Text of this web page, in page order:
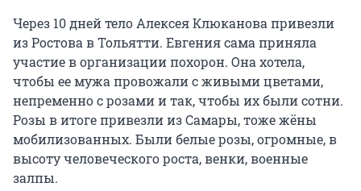
Через 10 дней тело Алексея Клюканова привезли
из Ростова в Тольятти. Евгения сама приняла
участие в организации похорон. Она хотела,
чтобы ее мужа провожали с живыми цветами,
непременно с розами и так, чтобы их были сотни.
Розы в итоге привезли из Самары, тоже жёны
мобилизованных. Были белые розы, огромные, в
высоту человеческого роста, венки, военные
залпы.